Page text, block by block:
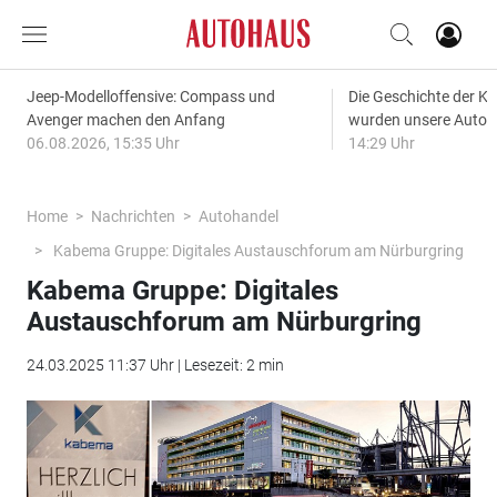
Jeep-Modelloffensive: Compass und
Avenger machen den Anfang
06.08.2026, 15:35 Uhr
Die Geschichte der
wurden unsere
14:29 Uhr
Home Nachrichten
Autohandel
Kabema Gruppe: Digitales Austauschforum am Nürburgring
Kabema Gruppe: Digitales
Austauschforum am Nürburgring
24.03.2025 11:37 Uhr | Lesezeit: 2 min